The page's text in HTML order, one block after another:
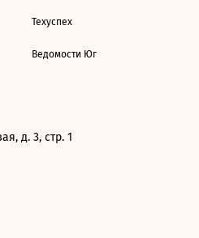
Техуспех
Ведомости Юг
д. 3, стр. 1